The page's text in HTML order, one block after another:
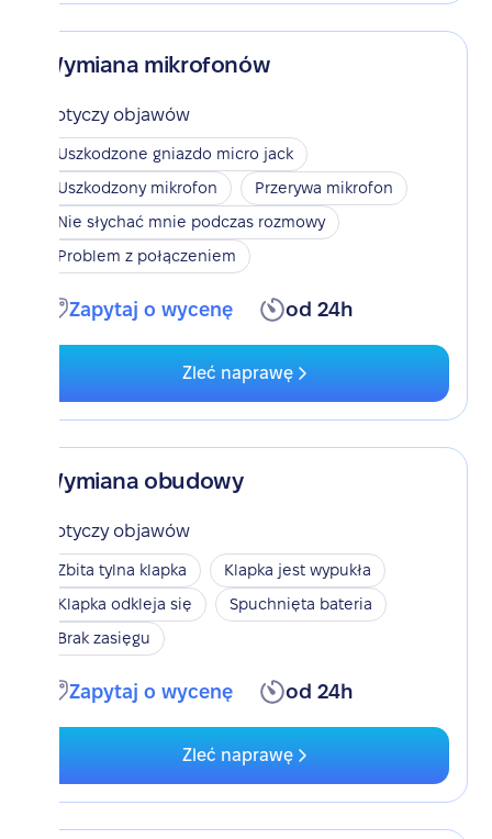
Wymiana mikrofonów
Dotyczy objawów
Uszkodzone gniazdo micro jack
Uszkodzony mikrofon
Przerywa mikrofon
Nie słychać mnie podczas rozmowy
Problem z połączeniem
Zapytaj o wycenę od 24h
Zleć naprawę
Wymiana obudowy
Dotyczy objawów
Zbita tylna klapka
Klapka jest wypukła
Klapka odkleja się
Spuchnięta bateria
Brak zasięgu
Zapytaj o wycenę od 24h
Zleć naprawę